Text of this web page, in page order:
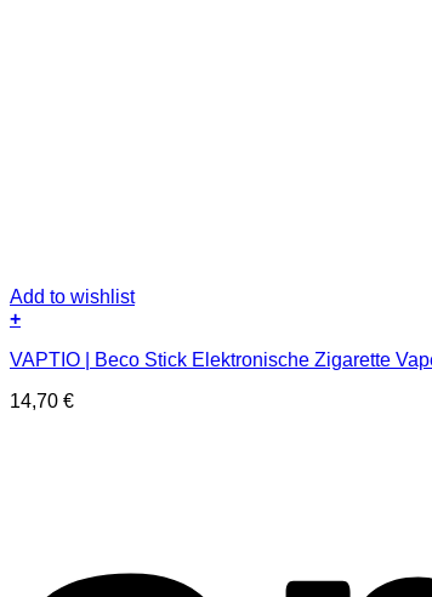
Add to wishlist
+
Produkt
mehrere
Produktseite
VAPTIO | Beco Stick Elektronische Zigarette
14,70 €